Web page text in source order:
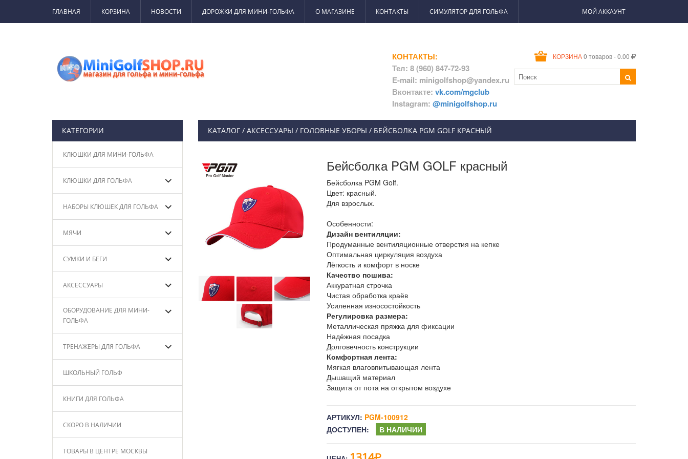
ГЛАВНАЯ КОРЗИНА НОВОСТИ ДОРОЖКИ ДЛЯ МИНИ-ГОЛЬФА О МАГАЗИНЕ КОНТАКТЫ СИМУЛЯТОР ДЛЯ ГОЛЬФА МОЙ АККАУНТ
КОРЗИНА 0 товаров - 0.00
КОНТАКТЫ:
Тел: 8 (960) 847-72-93
E-mail: minigolfshop@yandex.ru
Вконтакте: vk.com/mgclub
Instagram: @minigolfshop.ru
КАТЕГОРИИ
КЛЮШКИ ДЛЯ МИНИ-ГОЛЬФА
КЛЮШКИ ДЛЯ ГОЛЬФА
НАБОРЫ КЛЮШЕК ДЛЯ ГОЛЬФА
МЯЧИ
СУМКИ И БЕГИ
АКСЕССУАРЫ
ОБОРУДОВАНИЕ ДЛЯ МИНИ-
ГОЛЬФА
ТРЕНАЖЕРЫ ДЛЯ ГОЛЬФА
ШКОЛЬНЫЙ ГОЛЬФ
КНИГИ ДЛЯ ГОЛЬФА
СКОРО В НАЛИЧИИ
ТОВАРЫ В ЦЕНТРЕ МОСКВЫ
КАТАЛОГ / АКСЕССУАРЫ / ГОЛОВНЫЕ УБОРЫ / БЕЙСБОЛКА PGM GOLF КРАСНЫЙ
Бейсболка PGM GOLF красный
Бейсболка PGM Golf.
Цвет: красный.
Для взрослых.
Особенности:
Дизайн вентиляции:
Продуманные вентиляционные отверстия на кепке
Оптимальная циркуляция воздуха
Лёгкость и комфорт в носке
Качество пошива:
Аккуратная строчка
Чистая обработка краёв
Усиленная износостойкость
Регулировка размера:
Металлическая пряжка для фиксации
Надёжная посадка
Долговечность конструкции
Комфортная лента:
Мягкая влаговпитывающая лента
Дышащий материал
Защита от пота на открытом воздухе
АРТИКУЛ: PGM-100912
ДОСТУПЕН:
В НАЛИЧИИ